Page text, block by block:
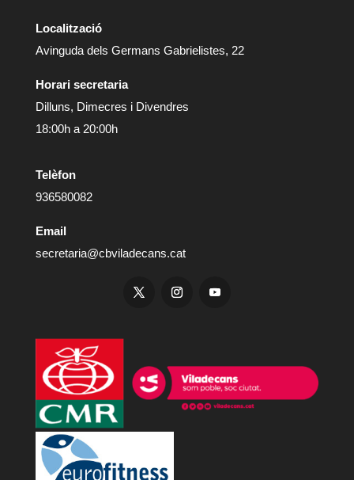
Localització
Avinguda dels Germans Gabrielistes, 22
Horari secretaria
Dilluns, Dimecres i Divendres
18:00h a 20:00h
Telèfon
936580082
Email
secretaria@cbviladecans.cat